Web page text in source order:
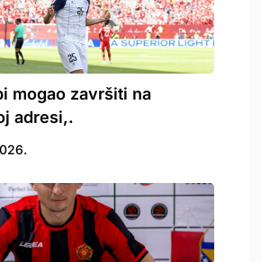
mogao završiti na
adresi,.